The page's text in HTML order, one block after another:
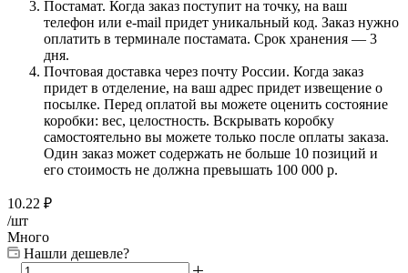
Постамат. Когда заказ поступит на точку, на ваш
телефон или e-mail придет уникальный код. Заказ нужно
оплатить в терминале постамата. Срок хранения — 3
дня.
Почтовая доставка через почту России. Когда заказ
придет в отделение, на ваш адрес придет извещение о
посылке. Перед оплатой вы можете оценить состояние
коробки: вес, целостность. Вскрывать коробку
самостоятельно вы можете только после оплаты заказа.
Один заказ может содержать не больше 10 позиций и
его стоимость не должна превышать 100 000 р.
10.22 ₽
/шт
Много
Нашли дешевле?